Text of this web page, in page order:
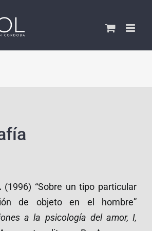
(1996) “Sobre un tipo particular
de objeto en el hombre”
a la psicología del amor, I,